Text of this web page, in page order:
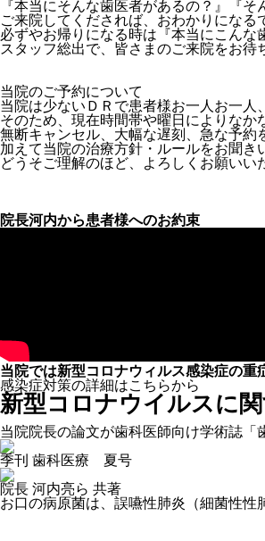
『本当にそんな歯医者があるの？』『
ご来院してくだされば、おわかりになる
必ずやお帰りになる時は『本当にこんな
スタッフ総出で、皆さまのご来院をお待
当院のご予約について
当院は少ないＤＲで患者様お一人お一人
そのため、現在時間帯や曜日によりなか
無断キャンセル、大幅な遅刻、急な予約
加えて当院の治療方針・ルールをお聞き
どうそご理解のほど、よろしくお願いい
院長河内から患者様へのお約束
当院では新型コロナウィルス感染症の重
感染症対策の詳細はこちらから
新型コロナウイルスに
当院院長の論文が歯科医師向け学術誌「
季刊 歯科医療 夏号
院長 河内亮ら 共著
お口の病原菌は、誤嚥性肺炎（細菌性